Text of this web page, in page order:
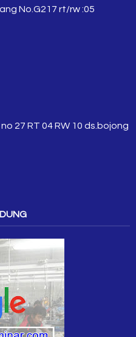
No.G217 rt/rw :05
27 RT 04 RW 10 ds.bojong